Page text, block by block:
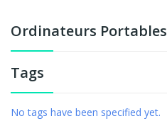
Ordinateurs Portables
Tags
No tags have been specified yet.